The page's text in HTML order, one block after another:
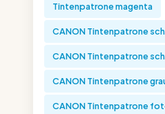
Tintenpatrone magenta
CANON Tintenpatrone
CANON Tintenpatrone
CANON Tintenpatrone
CANON Tintenpatrone